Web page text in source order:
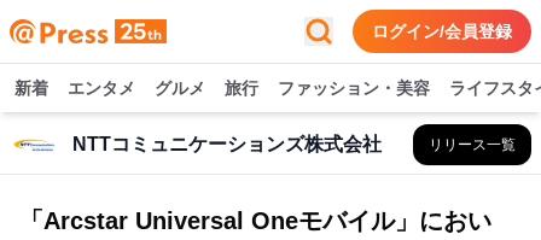
ログイン/会員登録
新着 エンタメ グルメ 旅行 ファッション・美容 ライフスタ
NTTコミュニケーションズ株式会社 リリース一覧
「Arcstar Universal Oneモバイル」におい